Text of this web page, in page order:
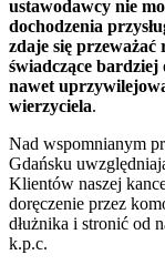
ustawodawcy nie
dochodzenia
zdaje się
świadczące
nawet
wierzyciela.
Nad wspomnianym
Gdańsku
Klientów naszej
doręczenie przez
dłużnika i stronić od
k.p.c.